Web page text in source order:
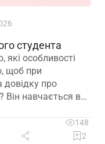
студента
особливості
щоб при
довідку про
Він навчається в
закладу про148
2